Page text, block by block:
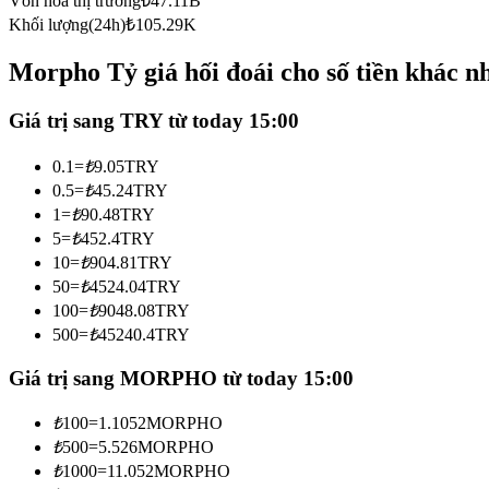
Futures sử dụng USDC làm tài sản thế chấp
Sao chép Giao dịch
Tham gia cùng các nhà giao dịch hàng đầu
Khối lượng(24h)₺105.29K
Morpho Tỷ giá hối đoái cho số tiền khác
Giá trị sang TRY từ today 15:00
0.1=₺9.05TRY
0.5=₺45.24TRY
1=₺90.48TRY
5=₺452.4TRY
10=₺904.81TRY
50=₺4524.04TRY
100=₺9048.08TRY
500=₺45240.4TRY
Giá trị sang MORPHO từ today 15:00
₺100=1.1052MORPHO
₺500=5.526MORPHO
₺1000=11.052MORPHO